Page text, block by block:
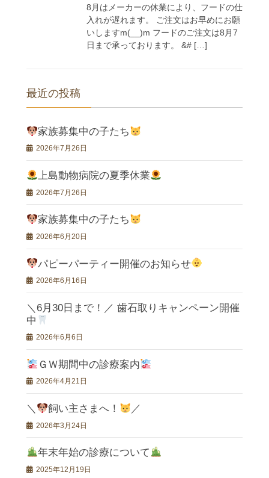
8月はメーカーの休業により、フードの仕
入れが遅れます。 ご注文はお早めにお願
いしますm(__)m フードのご注文は8月7
日まで承っております。 &# […]
最近の投稿
家族募集中の子たち
2026年7月26日
上島動物病院の夏季休業
2026年7月26日
家族募集中の子たち
2026年6月20日
パピーパーティー開催のお知らせ
2026年6月16日
＼6月30日まで！／ 歯石取りキャンペーン開催
中
2026年6月6日
ＧＷ期間中の診療案内
2026年4月21日
＼ 飼い主さまへ！ ／
2026年3月24日
年末年始の診療について
2025年12月19日